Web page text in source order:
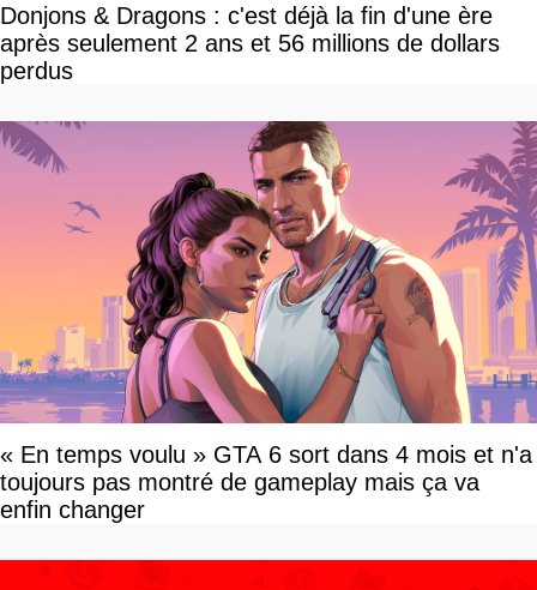
Donjons & Dragons : c'est déjà la fin d'une ère
après seulement 2 ans et 56 millions de dollars
perdus
« En temps voulu » GTA 6 sort dans 4 mois et n'a
toujours pas montré de gameplay mais ça va
enfin changer